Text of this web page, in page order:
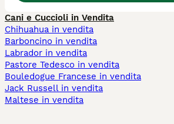
Cani e Cuccioli in Vendita
Chihuahua in vendita
Barboncino in vendita
Labrador in vendita
Pastore Tedesco in vendita
Bouledogue Francese in vendita
Jack Russell in vendita
Maltese in vendita